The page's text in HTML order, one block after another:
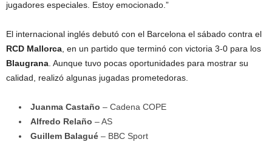
jugadores especiales. Estoy emocionado.”
El internacional inglés debutó con el Barcelona el sábado contra el
RCD Mallorca , en un partido que terminó con victoria 3-0 para los
Blaugrana . Aunque tuvo pocas oportunidades para mostrar su
calidad, realizó algunas jugadas prometedoras.
Juanma Castaño – Cadena COPE
Alfredo Relaño – AS
Guillem Balagué – BBC Sport